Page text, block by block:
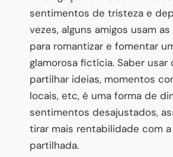
sentimentos de tristeza e
vezes, alguns amigos usam
para romantizar e fomentar
glamorosa fictícia. Saber usar
partilhar ideias, momentos
locais, etc, é uma forma de
sentimentos desajustados,
tirar mais rentabilidade com
partilhada.